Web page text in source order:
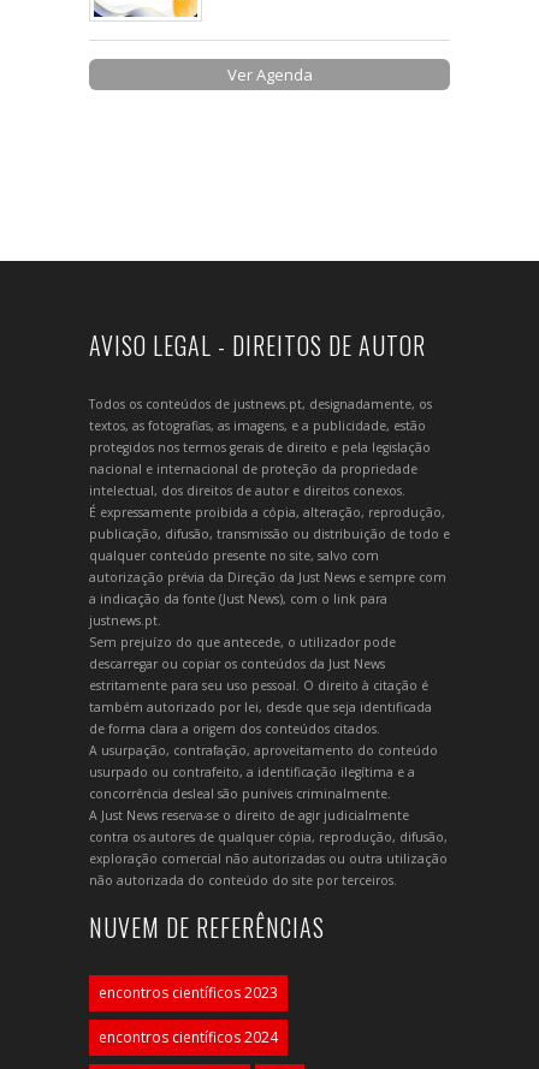
Ver Agenda
AVISO LEGAL - DIREITOS DE AUTOR
Todos os conteúdos de justnews.pt, designadamente, os
textos, as fotografias, as imagens, e a publicidade, estão
protegidos nos termos gerais de direito e pela legislação
nacional e internacional de proteção da propriedade
intelectual, dos direitos de autor e direitos conexos.
É expressamente proibida a cópia, alteração, reprodução,
publicação, difusão, transmissão ou distribuição de todo e
qualquer conteúdo presente no site, salvo com
autorização prévia da Direção da Just News e sempre com
a indicação da fonte (Just News), com o link para
justnews.pt.
Sem prejuízo do que antecede, o utilizador pode
descarregar ou copiar os conteúdos da Just News
estritamente para seu uso pessoal. O direito à citação é
também autorizado por lei, desde que seja identificada
de forma clara a origem dos conteúdos citados.
A usurpação, contrafação, aproveitamento do conteúdo
usurpado ou contrafeito, a identificação ilegítima e a
concorrência desleal são puníveis criminalmente.
A Just News reserva-se o direito de agir judicialmente
contra os autores de qualquer cópia, reprodução, difusão,
exploração comercial não autorizadas ou outra utilização
não autorizada do conteúdo do site por terceiros.
NUVEM DE REFERÊNCIAS
encontros científicos 2023
encontros científicos 2024